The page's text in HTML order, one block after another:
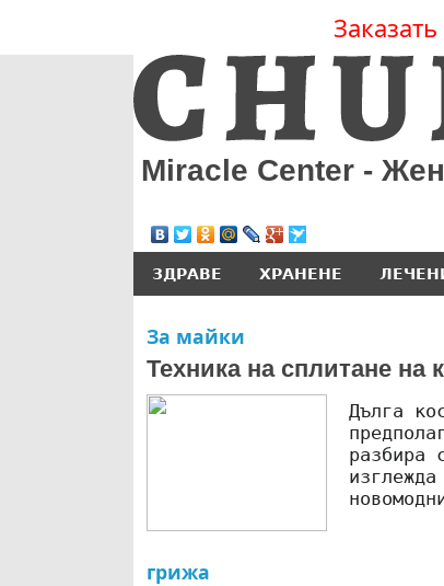
Miracle Center -
ЗДРАВЕ ХРАНЕНЕ
За майки
Техника на сплитане на
Дълга
разбира
грижа